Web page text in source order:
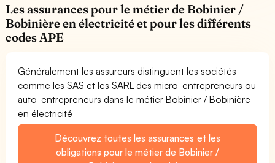
Les assurances pour le métier de Bobinier /
Bobinière en électricité et pour les différents
codes APE
Généralement les assureurs distinguent les sociétés
comme les SAS et les SARL des micro-entrepreneurs ou
auto-entrepreneurs dans le métier Bobinier / Bobinière
en électricité
Découvrez toutes les assurances et les
obligations pour le métier de Bobinier /